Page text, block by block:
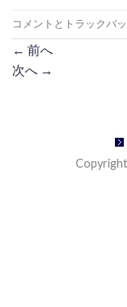
コメントとトラックバ
← 前へ
次へ →